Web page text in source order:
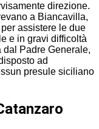
direzione.
a Biancavilla,
assistere le due
e in gravi difficoltà
Padre Generale,
ad
presule siciliano